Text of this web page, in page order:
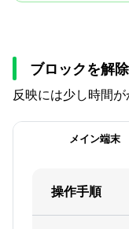
ブロックを解
反映には少し時間が
メイン端末
操作手順